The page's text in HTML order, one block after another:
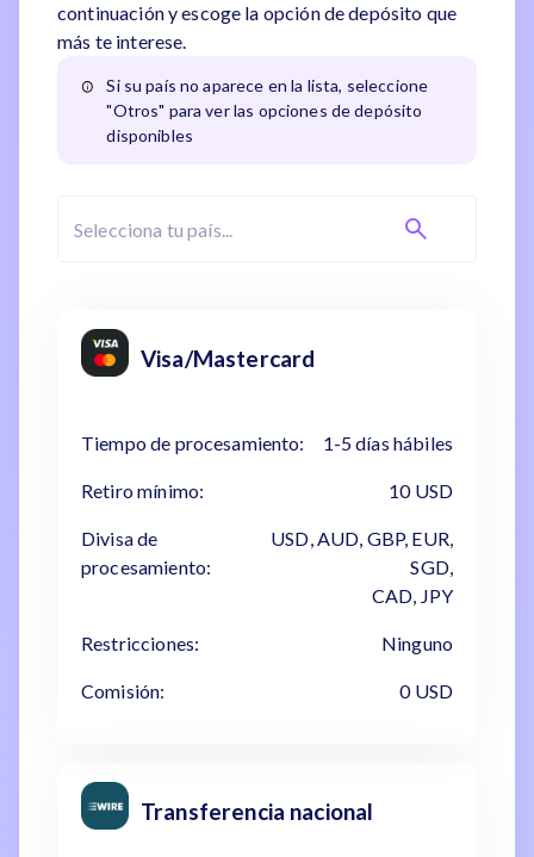
continuación y escoge la opción de depósito que
más te interese.
Si su país no aparece en la lista, seleccione
"Otros" para ver las opciones de depósito
disponibles
Visa/Mastercard
Tiempo de procesamiento: 1-5 días hábiles
Retiro mínimo: 10 USD
Divisa de
procesamiento:
USD, AUD, GBP, EUR,
SGD,
CAD, JPY
Restricciones: Ninguno
Comisión: 0 USD
Transferencia nacional